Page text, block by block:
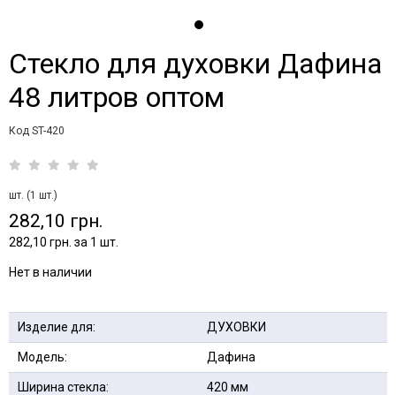
Стекло для духовки Дафина
48 литров оптом
Код ST-420
шт. (1 шт.)
282,10 грн.
282,10 грн. за 1 шт.
Нет в наличии
Изделие для: ДУХОВКИ
Модель: Дафина
Ширина стекла: 420 мм